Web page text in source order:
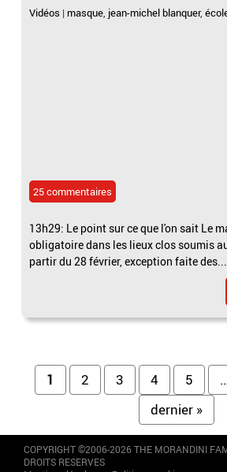
Vidéos | masque, jean-michel blanquer,
25 commentaires
13h29: Le point sur ce que l'on sait Le
obligatoire dans les lieux clos soumis
partir du 28 février, exception faite des...
Pages
1 2 3 4 5
dernier »
COPYRIGHT ©2006-2026 THE MORANDINI
DROITS RESERVES